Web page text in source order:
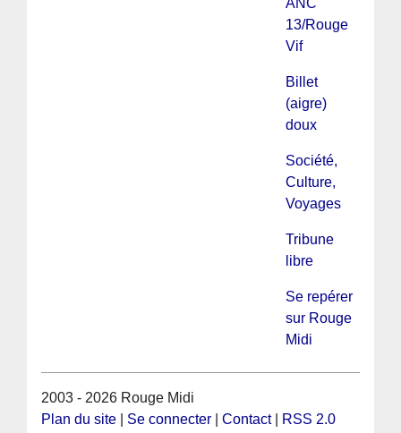
ANC
13/Rouge
Vif
Billet
(aigre)
doux
Société,
Culture,
Voyages
Tribune
libre
Se repérer
sur Rouge
Midi
2003 - 2026 Rouge Midi
Plan du site
Se connecter |Contact| RSS 2.0